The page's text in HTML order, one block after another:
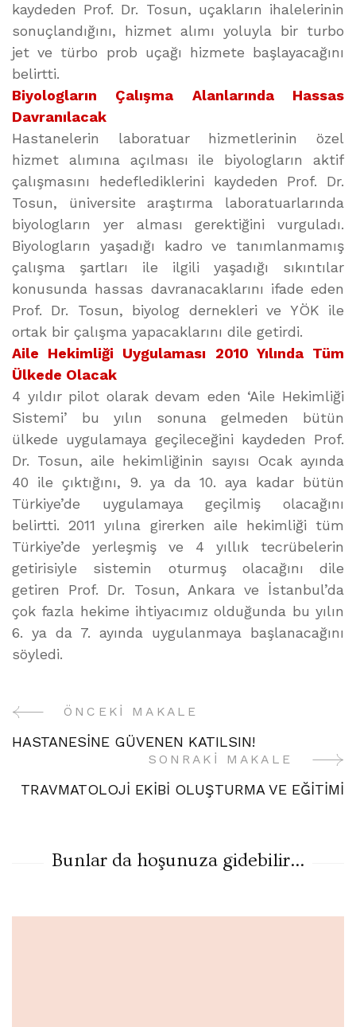
kaydeden Prof. Dr. Tosun, uçakların ihalelerinin
sonuçlandığını, hizmet alımı yoluyla bir turbo
jet ve türbo prob uçağı hizmete başlayacağını
belirtti.
Biyologların Çalışma Alanlarında Hassas
Davranılacak
Hastanelerin laboratuar hizmetlerinin özel
hizmet alımına açılması ile biyologların aktif
çalışmasını hedeflediklerini kaydeden Prof. Dr.
Tosun, üniversite araştırma laboratuarlarında
biyologların yer alması gerektiğini vurguladı.
Biyologların yaşadığı kadro ve tanımlanmamış
çalışma şartları ile ilgili yaşadığı sıkıntılar
konusunda hassas davranacaklarını ifade eden
Prof. Dr. Tosun, biyolog dernekleri ve YÖK ile
ortak bir çalışma yapacaklarını dile getirdi.
Aile Hekimliği Uygulaması 2010 Yılında Tüm
Ülkede Olacak
4 yıldır pilot olarak devam eden ‘Aile Hekimliği
Sistemi’ bu yılın sonuna gelmeden bütün
ülkede uygulamaya geçileceğini kaydeden Prof.
Dr. Tosun, aile hekimliğinin sayısı Ocak ayında
40 ile çıktığını, 9. ya da 10. aya kadar bütün
Türkiye’de uygulamaya geçilmiş olacağını
belirtti. 2011 yılına girerken aile hekimliği tüm
Türkiye’de yerleşmiş ve 4 yıllık tecrübelerin
getirisiyle sistemin oturmuş olacağını dile
getiren Prof. Dr. Tosun, Ankara ve İstanbul’da
çok fazla hekime ihtiyacımız olduğunda bu yılın
6. ya da 7. ayında uygulanmaya başlanacağını
söyledi.
YazıÖNCEKI MAKALE
HASTANESİNE GÜVENEN KATILSIN!
SONRAKI MAKALE
TRAVMATOLOJİ EKİBİ OLUŞTURMA VE EĞİTİMİ
Bunlar da hoşunuza gidebilir...